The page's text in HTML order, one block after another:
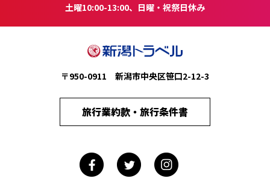
土曜10:00-13:00、日曜・祝祭日休み
〒950-0911 新潟市中央区笹口2-12-3
旅行業約款・旅行条件書